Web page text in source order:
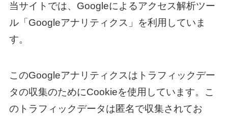
当サイトでは、Googleによるアクセス解析ツー
ル「Googleアナリティクス」を利用していま
す。
このGoogleアナリティクスはトラフィックデー
タの収集のためにCookieを使用しています。こ
のトラフィックデータは匿名で収集されてお